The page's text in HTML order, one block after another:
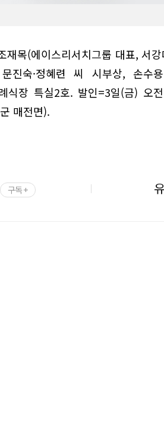
목(에이스리서치그룹 대표, 서강
진숙·정혜련 씨 시부상, 손수
식장 특실2호. 발인=3일(금) 오
매전면).
구독 +